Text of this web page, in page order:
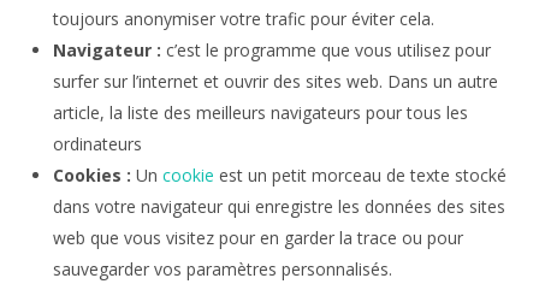
toujours anonymiser votre trafic pour éviter cela.
Navigateur : c’est le programme que vous utilisez pour
surfer sur l’internet et ouvrir des sites web. Dans un autre
article, la liste des meilleurs navigateurs pour tous les
ordinateurs
Cookies : Un cookie est un petit morceau de texte stocké
dans votre navigateur qui enregistre les données des sites
web que vous visitez pour en garder la trace ou pour
sauvegarder vos paramètres personnalisés.